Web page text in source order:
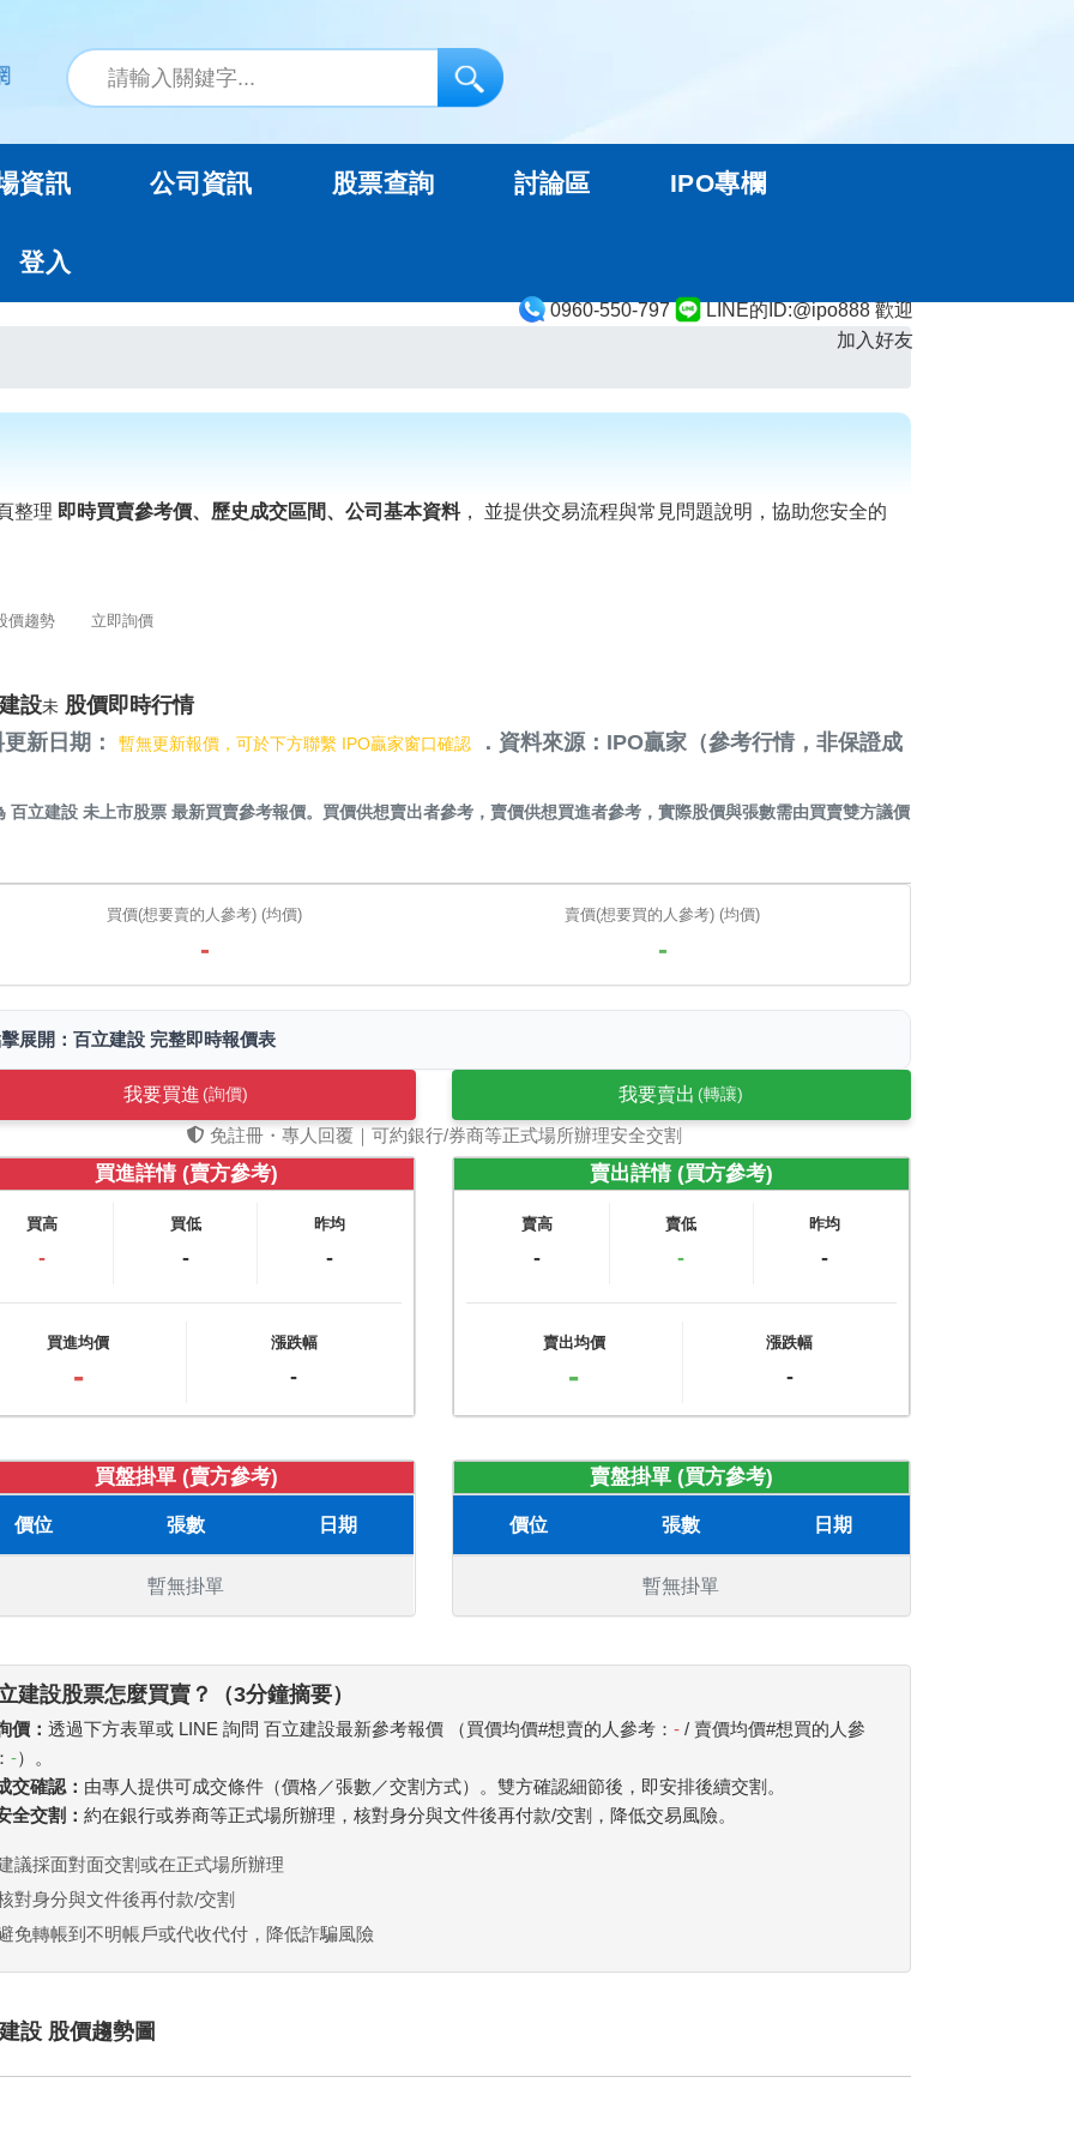
0960-550-797
LINE的ID:@ipo888 歡迎
加入好友
資訊 公司資訊 股票查詢 討論區 IPO專欄
登入
整理 即時買賣參考價、歷史成交區間、公司基本資料， 並提供交易流程與常見問題說明，協助您安全的
價趨勢 立即詢價
設未 股價即時行情
更新日期：暫無更新報價，可於下方聯繫 IPO贏家窗口確認
．資料來源：IPO贏家（參考行情，非保證成
百立建設 未上市股票 最新買賣參考報價。買價供想賣出者參考，賣價供想買進者參考，實際股價與張數需由買賣雙方議價
買價(想要賣的人參考) (均價)
-
賣價(想要買的人參考) (均價)
-
展開：百立建設 完整即時報價表
我要買進 (詢價) 我要賣出 (轉讓)
免註冊・專人回覆｜可約銀行/券商等正式場所辦理安全交割
買進詳情 (賣方參考)
買高
-
買低
-
昨均
-
買進均價
-
漲跌幅
-
賣出詳情 (買方參考)
賣高
-
賣低
-
昨均
-
賣出均價
-
漲跌幅
-
買盤掛單 (賣方參考)
價位 張數 日期
暫無掛單
賣盤掛單 (買方參考)
價位 張數 日期
暫無掛單
建設股票怎麼買賣？（3分鐘摘要）
價：透過下方表單或 LINE 詢問 百立建設最新參考報價 （買價均價#想賣的人參考：- / 賣價均價#想買的人參
-）。
交確認： 由專人提供可成交條件（價格／張數／交割方式）。雙方確認細節後，即安排後續交割。
全交割：約在銀行或券商等正式場所辦理，核對身分與文件後再付款/交割，降低交易風險。
議採面對面交割或在正式場所辦理
對身分與文件後再付款/交割
免轉帳到不明帳戶或代收代付，降低詐騙風險
設 股價趨勢圖